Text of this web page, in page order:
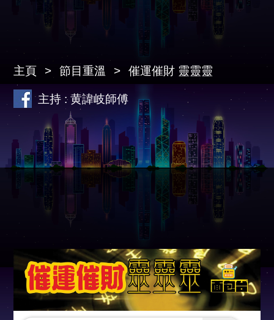
主頁 節目重溫 催運催財 靈靈靈
主持 : 黄諱岐師傅